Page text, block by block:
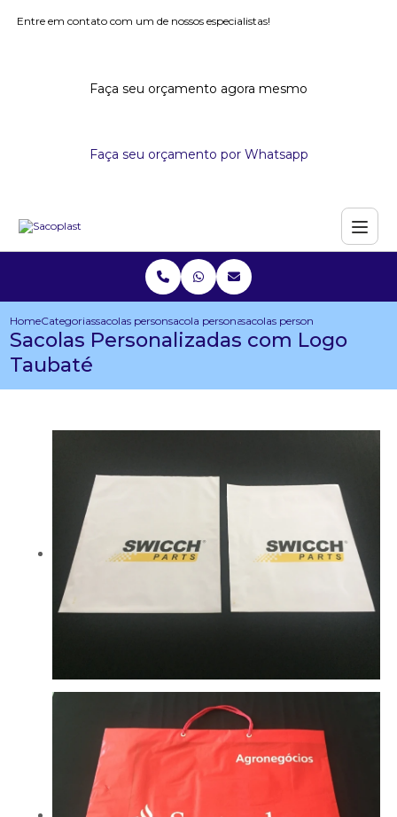
Entre em contato com um de nossos especialistas!
Faça seu orçamento agora mesmo
Faça seu orçamento por Whatsapp
HomeCategoriassacolas personalizadassacola personalizada para congresso
sacolas personalizadas com
Sacolas Personalizadas com Logo
Taubaté